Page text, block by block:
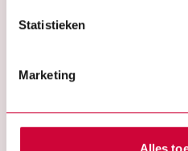
Statistieken
Marketing
Alles
Meesterlijke
Bekijk alle meesterwerken